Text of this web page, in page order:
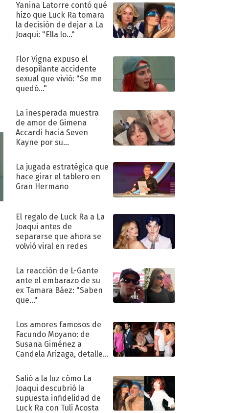
Yanina Latorre contó qué
hizo que Luck Ra tomara
la decisión de dejar a La
Joaqui: "Ella lo..."
Flor Vigna expuso el
desopilante accidente
sexual que vivió: "Se me
quedó..."
La inesperada muestra
de amor de Gimena
Accardi hacia Seven
Kayne por su
La jugada estratégica que
hace girar el tablero en
Gran Hermano
El regalo de Luck Ra a La
Joaqui antes de
separarse que ahora se
volvió viral en redes
La reacción de L-Gante
ante el embarazo de su
ex Tamara Báez: "Saben
que..."
Los amores famosos de
Facundo Moyano: de
Susana Giménez a
Candela Arizaga, detalles
sentimental
Salió a la luz cómo La
Joaqui descubrió la
supuesta infidelidad de
Luck Ra con Tuli Acosta